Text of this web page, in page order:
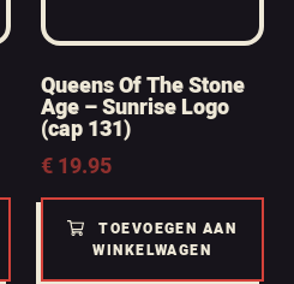
Queens Of The Stone
Age – Sunrise Logo
(cap 131)
€19.95
TOEVOEGEN AAN
WINKELWAGEN